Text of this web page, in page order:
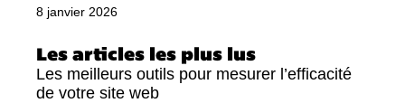
8 janvier 2026
Les articles les plus lus
Les meilleurs outils pour mesurer l’efficacité
de votre site web